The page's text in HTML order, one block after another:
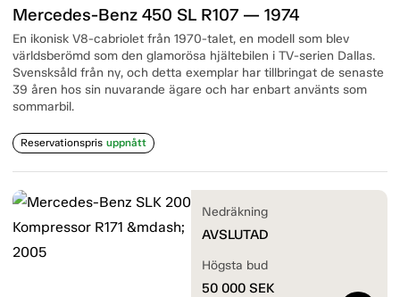
Mercedes-Benz 450 SL R107 — 1974
En ikonisk V8-cabriolet från 1970-talet, en modell som blev
världsberömd som den glamorösa hjältebilen i TV-serien Dallas.
Svensksåld från ny, och detta exemplar har tillbringat de senaste
39 åren hos sin nuvarande ägare och har enbart använts som
sommarbil.
Reservationspris uppnått
Nedräkning
AVSLUTAD
Högsta bud
50 000 SEK